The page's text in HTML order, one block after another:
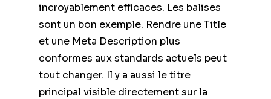
incroyablement efficaces. Les balises
sont un bon exemple. Rendre une Title
et une Meta Description plus
conformes aux standards actuels peut
tout changer. Il y a aussi le titre
principal visible directement sur la